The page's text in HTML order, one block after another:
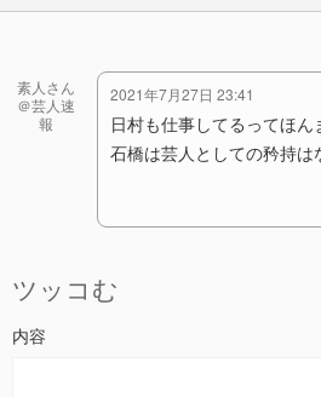
素人さん
＠芸人速
報
2021年7月27日 23:41
日村も仕事してるってほん
石橋は芸人としての矜持は
ツッコむ